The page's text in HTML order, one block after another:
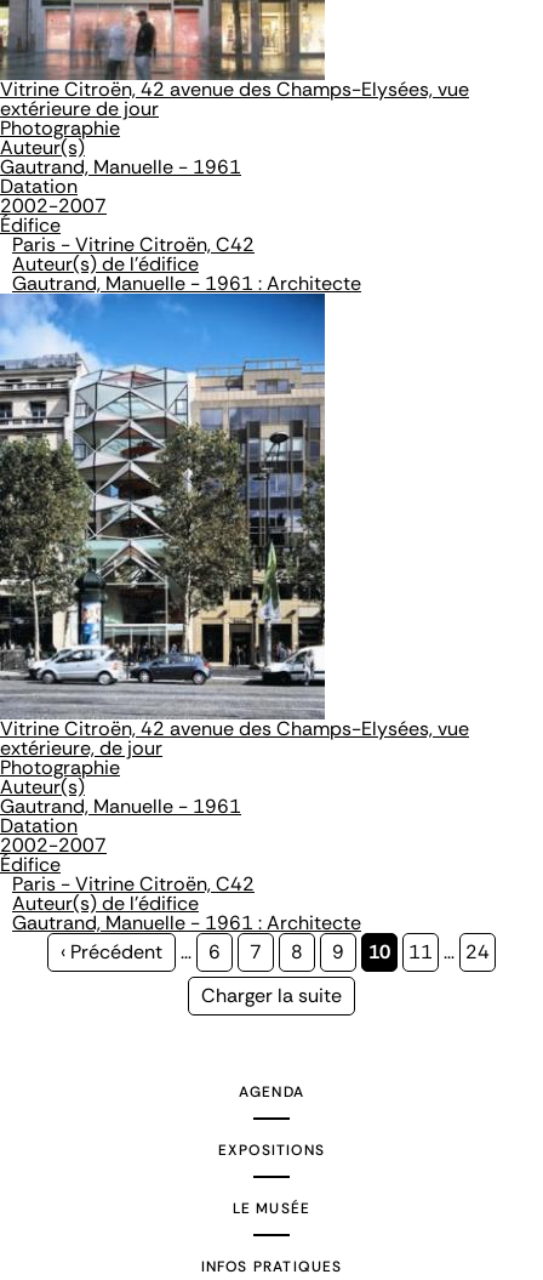
Vitrine Citroën, 42 avenue des Champs-Elysées, vue
extérieure de jour
Photographie
Auteur(s)
Gautrand, Manuelle - 1961
Datation
2002-2007
Édifice
Paris - Vitrine Citroën, C42
Auteur(s) de l'édifice
Gautrand, Manuelle - 1961 : Architecte
Vitrine Citroën, 42 avenue des Champs-Elysées, vue
extérieure, de jour
Photographie
Auteur(s)
Gautrand, Manuelle - 1961
Datation
2002-2007
Édifice
Paris - Vitrine Citroën, C42
Auteur(s) de l'édifice
Gautrand, Manuelle - 1961 : Architecte
Page
‹ Précédent … Page
6 Page
7 Page
8 Page
9
Page
10 Page
11 … Page
24
Page
Charger la suite
AGENDA
EXPOSITIONS
LE MUSÉE
INFOS PRATIQUES